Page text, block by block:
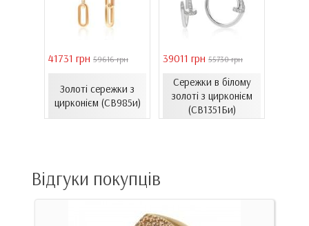
41731 грн 59616 грн
Золоті сережки з
цирконієм (СВ985и)
39011 грн 55730 грн
Сережки в білому
золоті з цирконієм
(СВ1351Би)
Відгуки покупців